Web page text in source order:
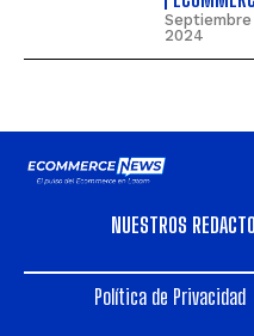
Septiembre
2024
NUESTROS
Política de Privacidad